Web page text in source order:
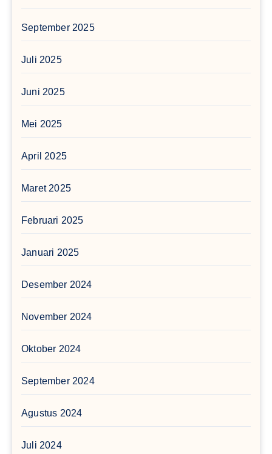
September 2025
Juli 2025
Juni 2025
Mei 2025
April 2025
Maret 2025
Februari 2025
Januari 2025
Desember 2024
November 2024
Oktober 2024
September 2024
Agustus 2024
Juli 2024